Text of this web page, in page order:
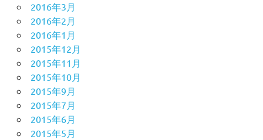
2016年3月
2016年2月
2016年1月
2015年12月
2015年11月
2015年10月
2015年9月
2015年7月
2015年6月
2015年5月